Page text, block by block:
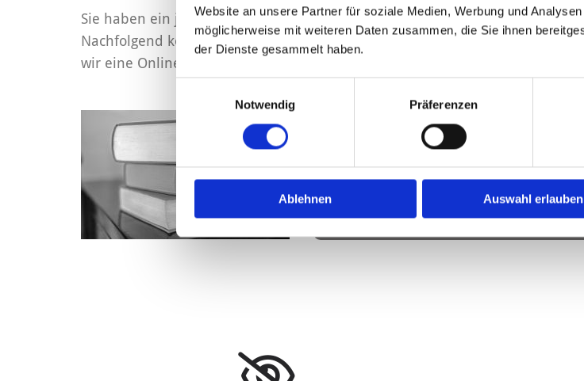
Website an unsere Partner für soziale Medien, Werbung und
möglicherweise mit weiteren Daten zusammen, die Sie ihnen
der Dienste gesammelt haben.
Notwendig
Präferenzen
Ablehnen Auswahl erlauben
Sie haben ein juristisches Problem und wünschen einen kurzen Rat oder
Nachfolgend können Sie die wichtigsten Angaben zu den Rechtsbereichen
wir eine Online-Beratung an.
ONLINE-BERATUNGSHILFEN
Verkehrsrecht Online & Unfallprotokoll